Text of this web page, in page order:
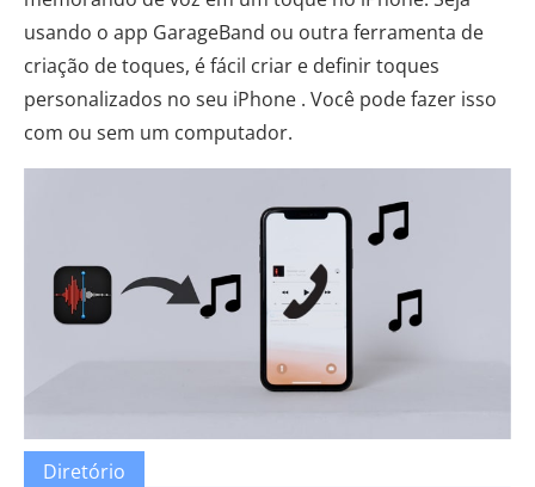
usando o app GarageBand ou outra ferramenta de
criação de toques, é fácil criar e definir toques
personalizados no seu iPhone . Você pode fazer isso
com ou sem um computador.
Diretório